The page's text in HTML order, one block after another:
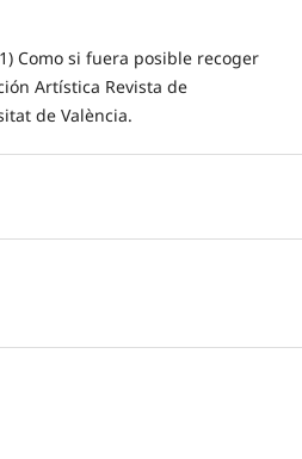
Como si fuera posible recoger
Artística Revista de
de València.